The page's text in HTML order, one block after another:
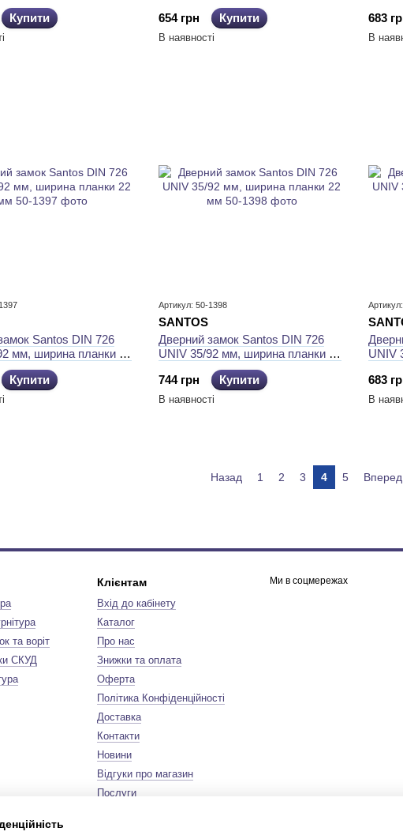
Купити
654 грн
Купити
В наявності
683
В
Santos DIN 726
мм, ширина планки 22
Купити
Артикул: 50-1398
SANTOS
Дверний замок Santos DIN 726
UNIV 35/92 мм, ширина планки 22
744 грн
Купити
В наявності
UNIV
683
В
Назад 1 2 3 4 5 Вперед
та воріт
СКУД
Клієнтам
Вхід до кабінету
Каталог
Про нас
Знижки та оплата
Оферта
Політика Конфіденційності
Доставка
Контакти
Новини
Відгуки про магазин
Послуги
Ми в соцмережах